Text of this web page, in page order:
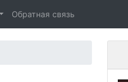
Обратная связь